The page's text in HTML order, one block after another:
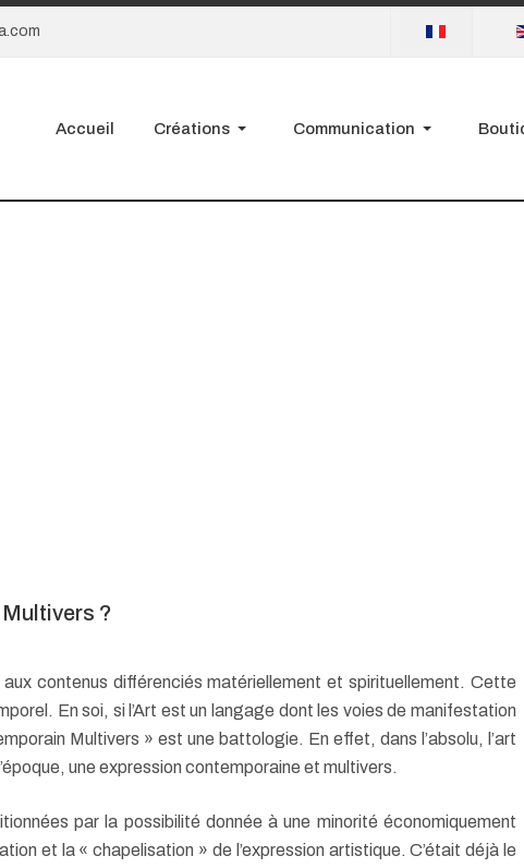
Accueil Créations Communication
Multivers ?
contenus différenciés matériellement et spirituellement. Cette
En soi, si l’Art est un langage dont les voies de manifestation
Multivers » est une battologie. En effet, dans l’absolu, l’art
une expression contemporaine et multivers.
par la possibilité donnée à une minorité économiquement
et la « chapelisation » de l’expression artistique. C’était déjà le